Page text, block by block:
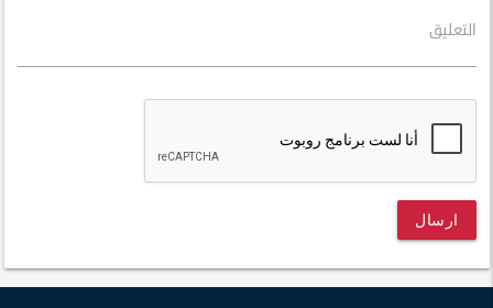
التعليق
ارسال